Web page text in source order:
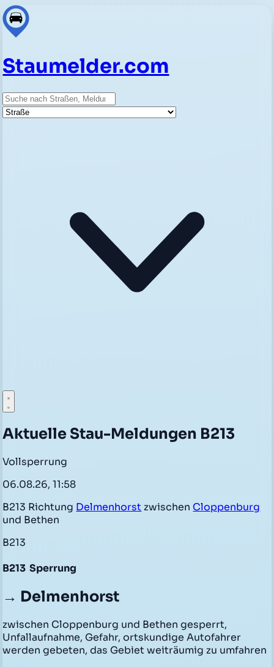
Staumelder.com
Suche
Straße
Aktuelle Stau-Meldungen B213
Vollsperrung
06.08.26, 11:58
B213 Richtung Delmenhorst zwischen Cloppenburg
und Bethen
B213
B213 Sperrung
→ Delmenhorst
zwischen Cloppenburg und Bethen gesperrt,
Unfallaufnahme, Gefahr, ortskundige Autofahrer
werden gebeten, das Gebiet weiträumig zu umfahren